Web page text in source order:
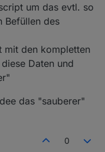
um das evtl. so
Befüllen des
mit den kompletten
Daten und
das "sauberer"
0